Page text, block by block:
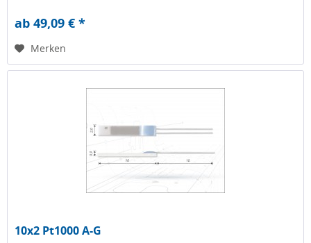
ab 49,09 € *
Merken
10x2 Pt1000 A-G